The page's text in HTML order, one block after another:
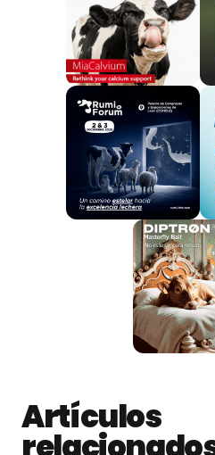
sacrificio y el elevado
Artículos